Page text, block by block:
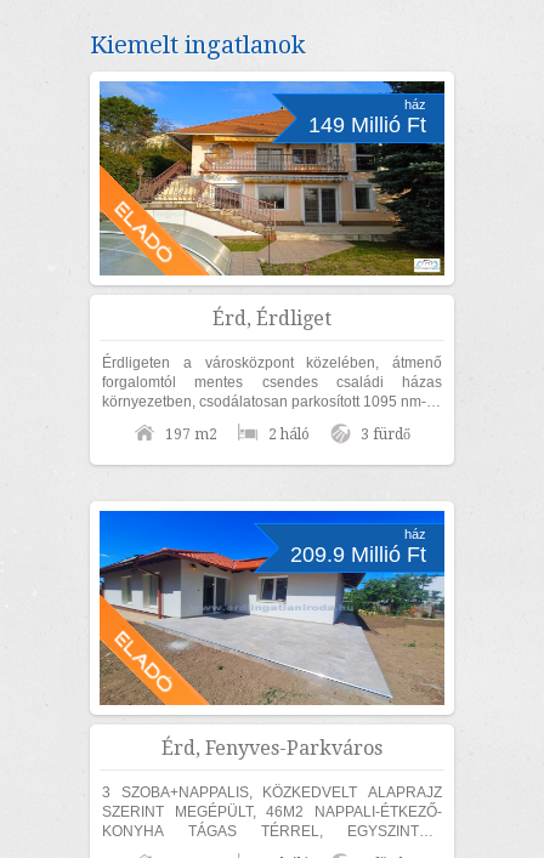
Kiemelt ingatlanok
ház
149 Millió Ft
Érd, Érdliget
Érdligeten a városközpont közelében, átmenő
forgalomtól mentes csendes családi házas
környezetben, csodálatosan parkosított 1095 nm-es
díszkertben, nettó 170nm lakóterületű családi...
197 m2 2 háló 3 fürdő
ház
209.9 Millió Ft
Érd, Fenyves-Parkváros
3 SZOBA+NAPPALIS, KÖZKEDVELT ALAPRAJZ
SZERINT MEGÉPÜLT, 46M2 NAPPALI-ÉTKEZŐ-
KONYHA TÁGAS TÉRREL, EGYSZINTES,
MEDITERRÁN CSALÁDI HÁZ ELADÓ! Érden, a